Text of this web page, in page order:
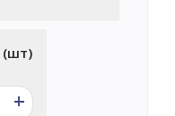
(шт)
+